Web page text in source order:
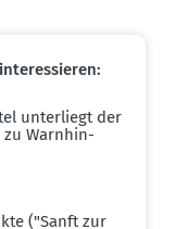
unter­liegt der
zu Warnhin­
("Sanft zur